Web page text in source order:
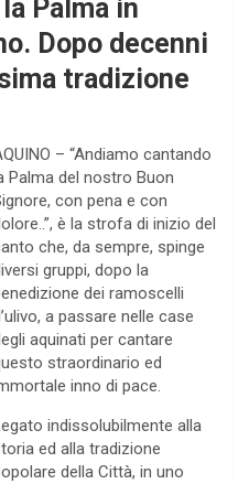
Palma in
Dopo decenni
tradizione
– “Andiamo cantando
Palma del nostro Buon
con pena e con
è la strofa di inizio del
che, da sempre, spinge
gruppi, dopo la
dei ramoscelli
a passare nelle case
aquinati per cantare
straordinario ed
inno di pace.
indissolubilmente alla
ed alla tradizione
della Città, in uno